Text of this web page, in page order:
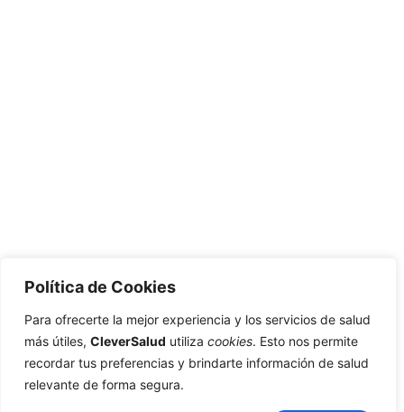
Política de Cookies
Para ofrecerte la mejor experiencia y los servicios de salud
más útiles, CleverSalud utiliza cookies. Esto nos permite
recordar tus preferencias y brindarte información de salud
relevante de forma segura.